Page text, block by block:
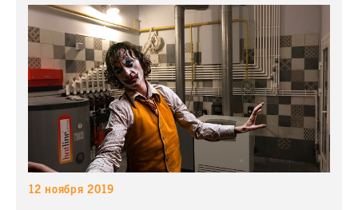
12 ноября 2019